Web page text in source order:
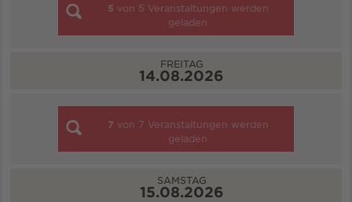
5 von 5 Veranstaltungen werden
geladen
FREITAG
14.08.2026
7 von 7 Veranstaltungen werden
geladen
SAMSTAG
15.08.2026